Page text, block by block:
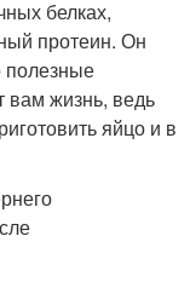
белках,
протеин. Он
полезные
вам жизнь, ведь
яйцо и в